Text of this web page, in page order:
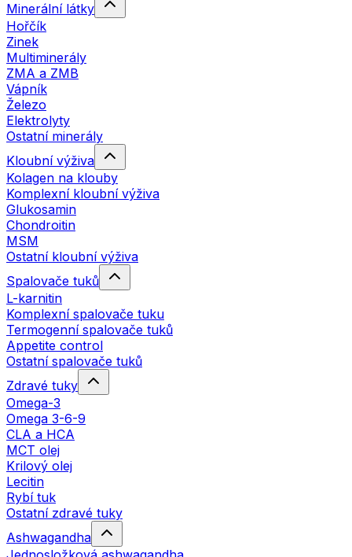
Minerální látky
Hořčík
Zinek
Multiminerály
ZMA a ZMB
Vápník
Železo
Elektrolyty
Ostatní minerály
Kloubní výživa
Kolagen na klouby
Komplexní kloubní výživa
Glukosamin
Chondroitin
MSM
Ostatní kloubní výživa
Spalovače tuků
L-karnitin
Komplexní spalovače tuku
Termogenní spalovače tuků
Appetite control
Ostatní spalovače tuků
Zdravé tuky
Omega-3
Omega 3-6-9
CLA a HCA
MCT olej
Krilový olej
Lecitin
Rybí tuk
Ostatní zdravé tuky
Ashwagandha